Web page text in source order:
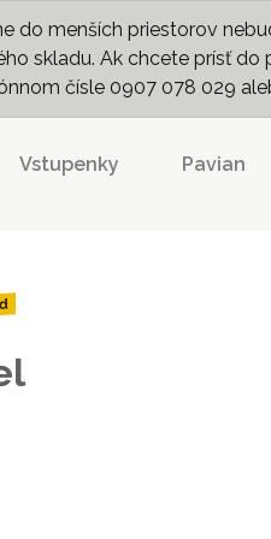
do menších priestorov
skladu. Ak chcete prísť
čísle 0907 078 029
Vstupenky Pavian